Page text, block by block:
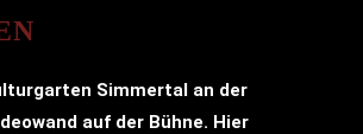
Simmertal an der
auf der Bühne. Hier